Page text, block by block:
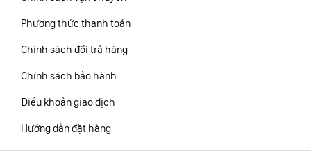
Phương thức thanh toán
Chính sách đổi trả hàng
Chính sách bảo hành
Điều khoản giao dịch
Hướng dẫn đặt hàng